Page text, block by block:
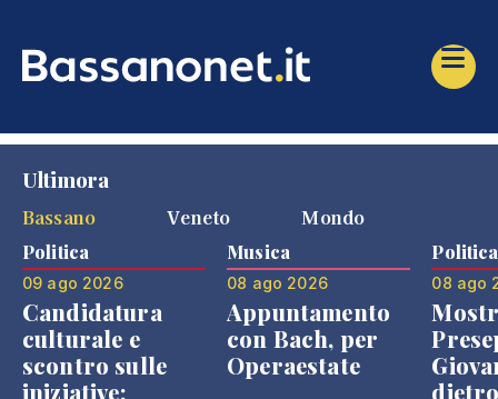
Ultimora
Bassano
Veneto Mondo
Politica
09 ago 2026
Candidatura
culturale e
scontro sulle
iniziative:
Musica
08 ago 2026
Appuntamento
con Bach, per
Operaestate
Politica
08 ago